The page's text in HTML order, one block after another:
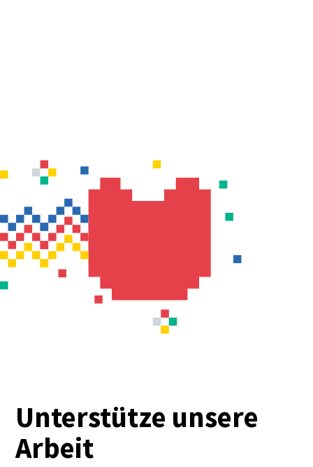
Unterstütze unsere
Arbeit